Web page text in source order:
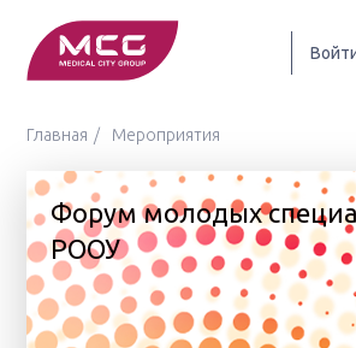
Главная Мероприятия
Форум молодых
РООУ